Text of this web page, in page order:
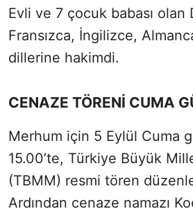
Evli ve 7 çocuk babası olan
Fransızca, İngilizce,
dillerine hakimdi.
CENAZE TÖRENİ CUMA
Merhum için 5 Eylül Cuma
15.00’te, Türkiye Büyük
(TBMM) resmi tören
Ardından cenaze namazı